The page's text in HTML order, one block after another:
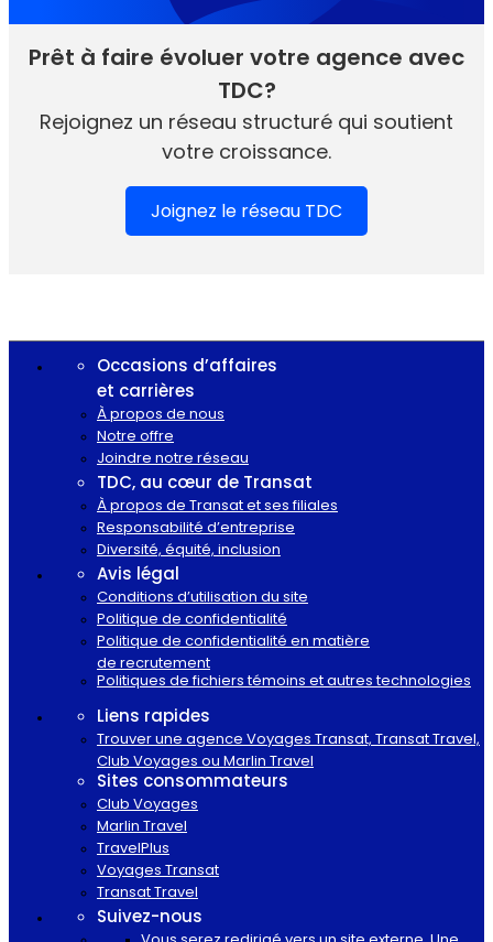
Prêt à faire évoluer votre agence avec
TDC?
Rejoignez un réseau structuré qui soutient
votre croissance.
Joignez le réseau TDC
Occasions d’affaires
et carrières
À propos de nous
Notre offre
Joindre notre réseau
TDC, au cœur de Transat
À propos de Transat et ses filiales
Responsabilité d’entreprise
Diversité, équité, inclusion
Avis légal
Conditions d’utilisation du site
Politique de confidentialité
Politique de confidentialité en matière
de recrutement
Politiques de fichiers témoins et autres technologies
Liens rapides
Trouver une agence Voyages Transat, Transat Travel,
Club Voyages ou Marlin Travel
Sites consommateurs
Club Voyages
Marlin Travel
TravelPlus
Voyages Transat
Transat Travel
Suivez-nous